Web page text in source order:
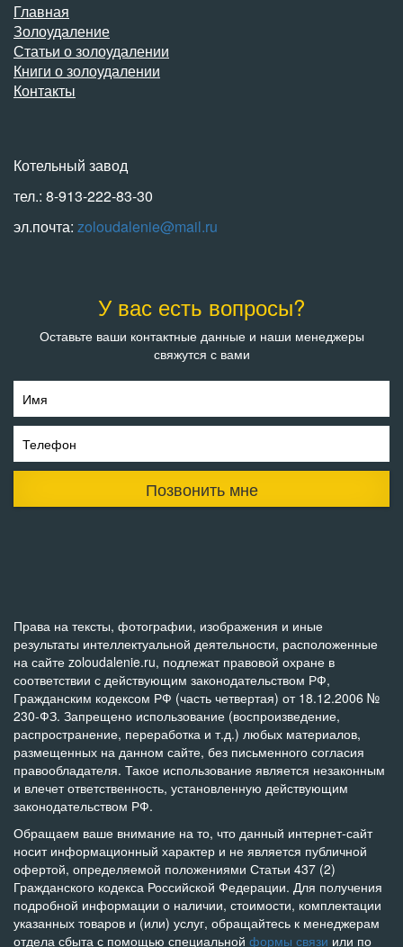
Главная
Золоудаление
Статьи о золоудалении
Книги о золоудалении
Контакты
Котельный завод
тел.: 8-913-222-83-30
эл.почта: zoloudalenie@mail.ru
У вас есть вопросы?
Оставьте ваши контактные данные и наши менеджеры
свяжутся с вами
Имя
Телефон
Позвонить мне
Права на тексты, фотографии, изображения и иные
результаты интеллектуальной деятельности, расположенные
на сайте zoloudalenie.ru, подлежат правовой охране в
соответствии с действующим законодательством РФ,
Гражданским кодексом РФ (часть четвертая) от 18.12.2006 №
230-ФЗ. Запрещено использование (воспроизведение,
распространение, переработка и т.д.) любых материалов,
размещенных на данном сайте, без письменного согласия
правообладателя. Такое использование является незаконным
и влечет ответственность, установленную действующим
законодательством РФ.
Обращаем ваше внимание на то, что данный интернет-сайт
носит информационный характер и не является публичной
офертой, определяемой положениями Статьи 437 (2)
Гражданского кодекса Российской Федерации. Для получения
подробной информации о наличии, стоимости, комплектации
указанных товаров и (или) услуг, обращайтесь к менеджерам
отдела сбыта с помощью специальной формы связи или по